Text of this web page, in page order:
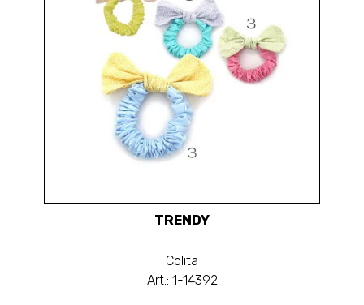
TRENDY
Colita
Art.: 1-14392